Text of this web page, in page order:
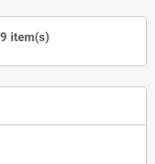
item(s)